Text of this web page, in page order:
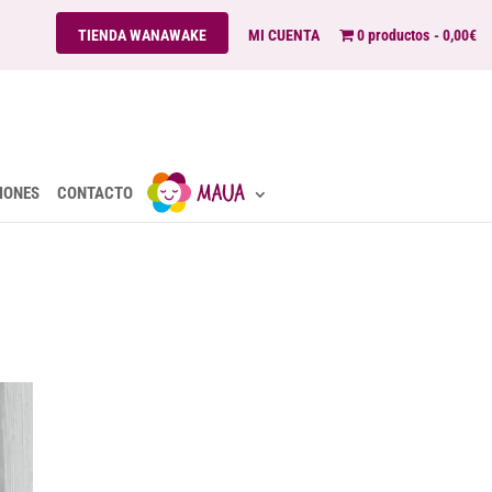
TIENDA WANAWAKE MI CUENTA 0 productos 0,00€
CONTACTO